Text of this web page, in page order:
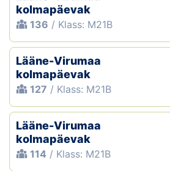
kolmapäevak
136 / Klass: M21B
Lääne-Virumaa
kolmapäevak
127 / Klass: M21B
Lääne-Virumaa
kolmapäevak
114 / Klass: M21B